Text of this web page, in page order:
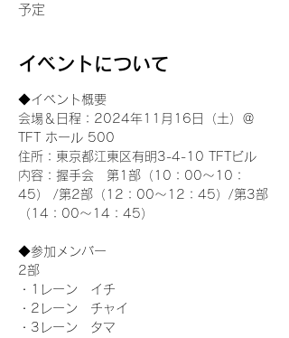
予定
イベントについて
◆イベント概要
会場＆日程：2024年11月16日（土）＠
TFT ホール 500
住所：東京都江東区有明3-4-10 TFTビル
内容：握手会　第1部（10：00～10：
45） /第2部（12：00～12：45）/第3部
（14：00～14：45）
◆参加メンバー
2部
・1レーン　イチ
・2レーン　チャイ
・3レーン　タマ